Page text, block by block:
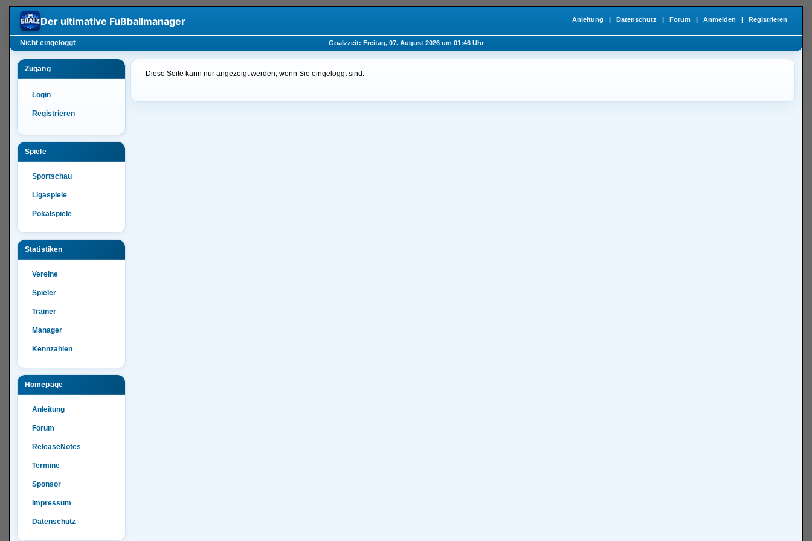
Der ultimative Fußballmanager
Nicht eingeloggt Goalzzeit: Freitag, 07. August 2026 um 01:46 Uhr
Anleitung | Datenschutz | Forum | Anmelden | Registrieren
Zugang
Login
Registrieren
Spiele
Sportschau
Ligaspiele
Pokalspiele
Statistiken
Vereine
Spieler
Trainer
Manager
Kennzahlen
Homepage
Anleitung
Forum
ReleaseNotes
Termine
Sponsor
Impressum
Datenschutz
Diese Seite kann nur angezeigt werden, wenn Sie eingeloggt sind.